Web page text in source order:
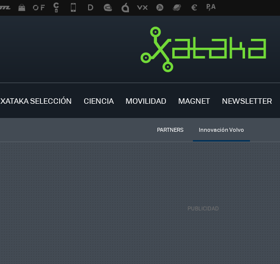
XATAKA SELECCIÓN CIENCIA MOVILIDAD MAGNET NEWSLETTER
PARTNERS Innovación Volvo